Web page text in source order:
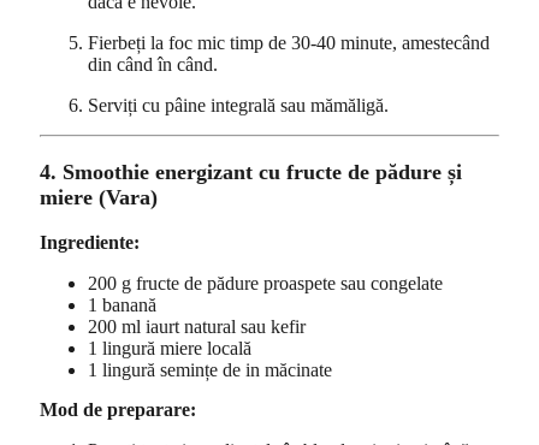
Fierbeți la foc mic timp de 30-40 minute, amestecând
din când în când.
Serviți cu pâine integrală sau mămăligă.
4. Smoothie energizant cu fructe de pădure și
miere (Vara)
Ingrediente:
200 g fructe de pădure proaspete sau congelate
1 banană
200 ml iaurt natural sau kefir
1 lingură miere locală
1 lingură semințe de in măcinate
Mod de preparare: